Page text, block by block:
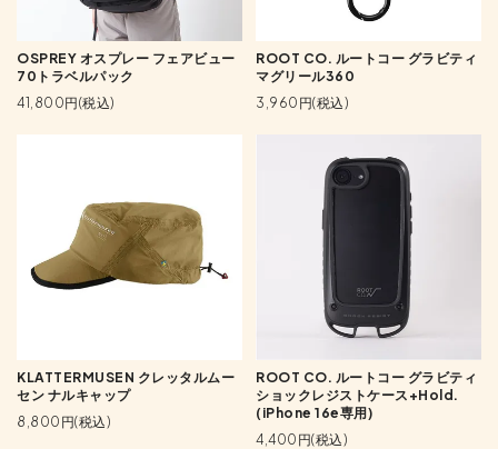
OSPREY オスプレー フェアビュー
70トラベルパック
41,800円(税込)
ROOT CO. ルートコー グラビティ
マグリール360
3,960円(税込)
KLATTERMUSEN クレッタルムー
セン ナルキャップ
8,800円(税込)
ROOT CO. ルートコー グラビティ
ショックレジストケース+Hold.
(iPhone 16e専用)
4,400円(税込)